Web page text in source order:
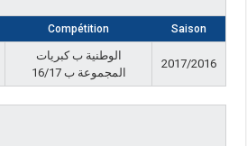
Compétition Saison
الوطنية ب كبريات
المجموعة ب 16/17
2017/2016